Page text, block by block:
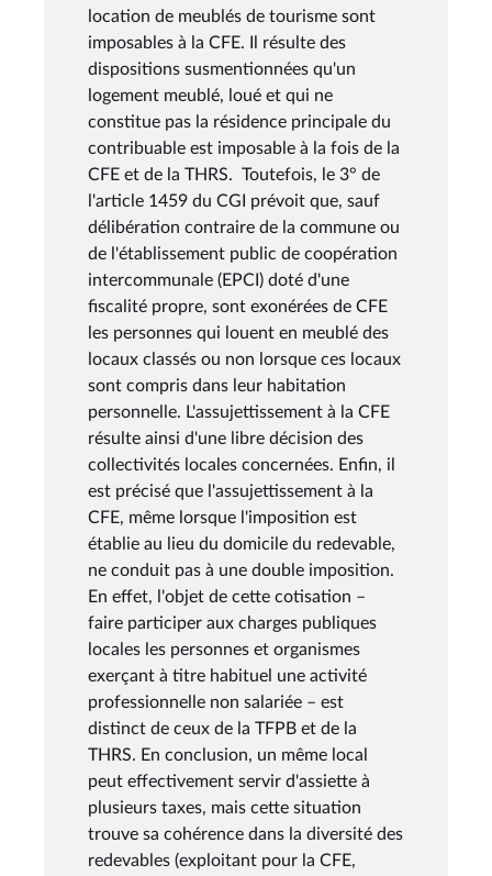
location de meublés de tourisme sont
imposables à la CFE. Il résulte des
dispositions susmentionnées qu'un
logement meublé, loué et qui ne
constitue pas la résidence principale du
contribuable est imposable à la fois de la
CFE et de la THRS. Toutefois, le 3° de
l'article 1459 du CGI prévoit que, sauf
délibération contraire de la commune ou
de l'établissement public de coopération
intercommunale (EPCI) doté d'une
fiscalité propre, sont exonérées de CFE
les personnes qui louent en meublé des
locaux classés ou non lorsque ces locaux
sont compris dans leur habitation
personnelle. L'assujettissement à la CFE
résulte ainsi d'une libre décision des
collectivités locales concernées. Enfin, il
est précisé que l'assujettissement à la
CFE, même lorsque l'imposition est
établie au lieu du domicile du redevable,
ne conduit pas à une double imposition.
En effet, l'objet de cette cotisation –
faire participer aux charges publiques
locales les personnes et organismes
exerçant à titre habituel une activité
professionnelle non salariée – est
distinct de ceux de la TFPB et de la
THRS. En conclusion, un même local
peut effectivement servir d'assiette à
plusieurs taxes, mais cette situation
trouve sa cohérence dans la diversité des
redevables (exploitant pour la CFE,